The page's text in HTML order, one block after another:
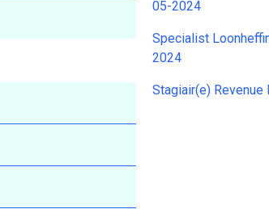
05-2024
Specialist
2024
Stagiair(e)